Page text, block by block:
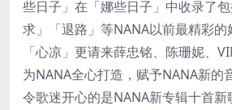
些日子」在「娜些日子」中收录了
求」「退路」等NANA以前最精彩
「心凉」更请来薛忠铭、陈珊妮、
为NANA全心打造，赋予NANA新的
令歌迷开心的是NANA新专辑十首